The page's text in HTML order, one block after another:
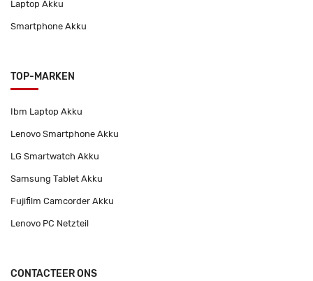
Laptop Akku
Smartphone Akku
TOP-MARKEN
Ibm Laptop Akku
Lenovo Smartphone Akku
LG Smartwatch Akku
Samsung Tablet Akku
Fujifilm Camcorder Akku
Lenovo PC Netzteil
CONTACTEER ONS